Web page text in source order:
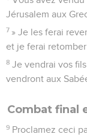
Jérusalem aux
7 » Je les ferai
et je ferai
8 Je vendrai vos
vendront aux
Combat final
9 Proclamez ceci